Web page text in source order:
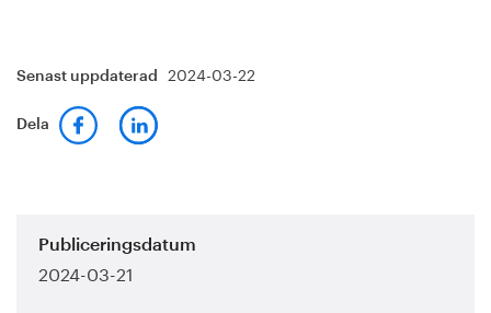
Senast uppdaterad 2024-03-22
Dela
Publiceringsdatum
2024-03-21